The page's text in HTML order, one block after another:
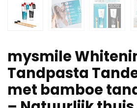
mysmile
Tandpasta
met bamboe